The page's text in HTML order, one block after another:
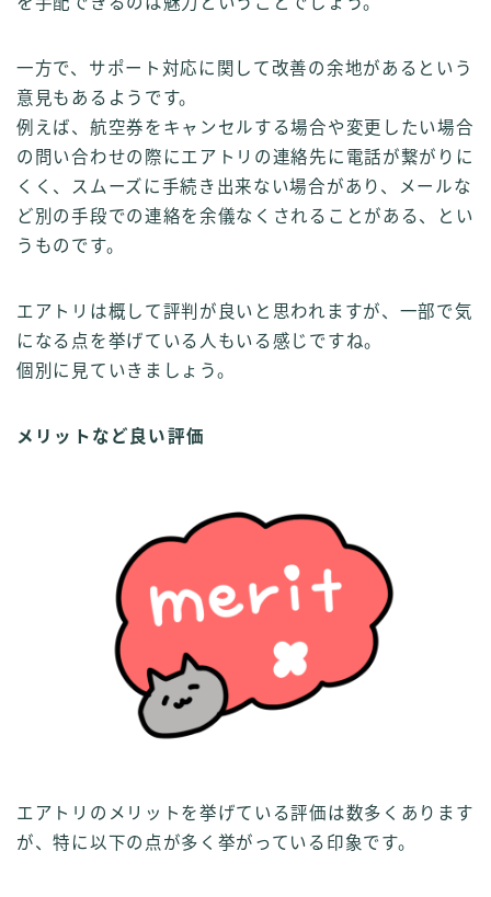
一方で、サポート対応に関して改善の余地があるという
意見もあるようです。
例えば、航空券をキャンセルする場合や変更したい場合
の問い合わせの際にエアトリの連絡先に電話が繋がりに
くく、スムーズに手続き出来ない場合があり、メールな
ど別の手段での連絡を余儀なくされることがある、とい
うものです。
エアトリは概して評判が良いと思われますが、一部で気
になる点を挙げている人もいる感じですね。
個別に見ていきましょう。
メリットなど良い評価
エアトリのメリットを挙げている評価は数多くあります
が、特に以下の点が多く挙がっている印象です。